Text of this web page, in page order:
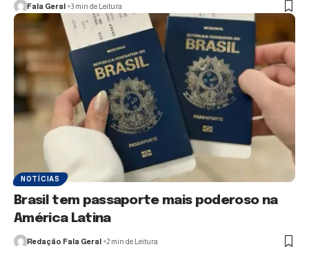
Fala Geral 3 min de Leitura
NOTÍCIAS
Brasil tem passaporte mais poderoso na
América Latina
Redação Fala Geral 2 min de Leitura